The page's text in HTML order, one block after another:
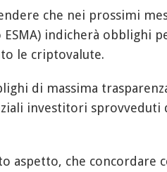
che nei prossimi
indicherà obblighi
le criptovalute.
di massima
investitori sprovveduti
aspetto, che concordare